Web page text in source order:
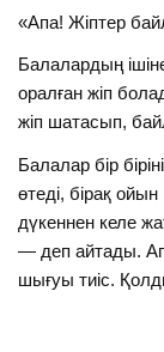
«Апа! Жіптер
Балалардың
оралған жіп
жіп шатасып,
Балалар бір
өтеді, бірақ
дүкеннен келе
— деп айтады.
шығуы тиіс.